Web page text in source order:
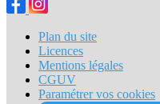
Plan du site
Licences
Mentions légales
CGUV
Paramétrer vos cookies